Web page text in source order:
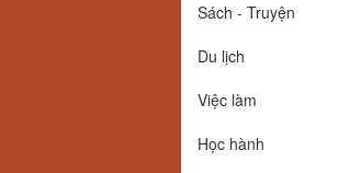
Sách - Truyện
Du lịch
Việc làm
Học hành